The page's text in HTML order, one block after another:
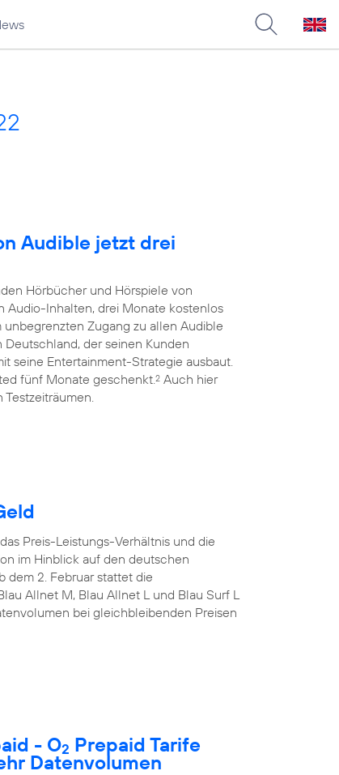
Audible jetzt drei
Hörbücher und Hörspiele von
Audio-Inhalten, drei Monate kostenlos
Zugang zu allen Audible
der seinen Kunden
seine Entertainment-Strategie ausbaut.
fünf Monate geschenkt.2 Auch hier
Preis-Leistungs-Verhältnis und die
im Hinblick auf den deutschen
dem 2. Februar stattet die
Allnet M, Blau Allnet L und Blau Surf L
bei gleichbleibenden Preisen
- O2 Prepaid Tarife
Datenvolumen